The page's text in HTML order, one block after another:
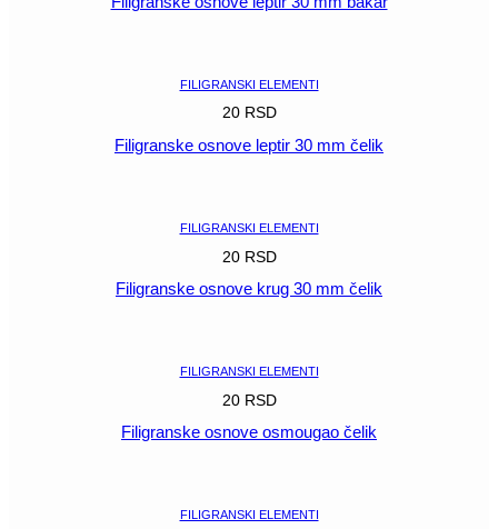
FILIGRANSKI ELEMENTI
20 RSD
Filigranske osnove leptir 30 mm čelik
FILIGRANSKI ELEMENTI
20 RSD
Filigranske osnove krug 30 mm čelik
FILIGRANSKI ELEMENTI
20 RSD
Filigranske osnove osmougao čelik
FILIGRANSKI ELEMENTI